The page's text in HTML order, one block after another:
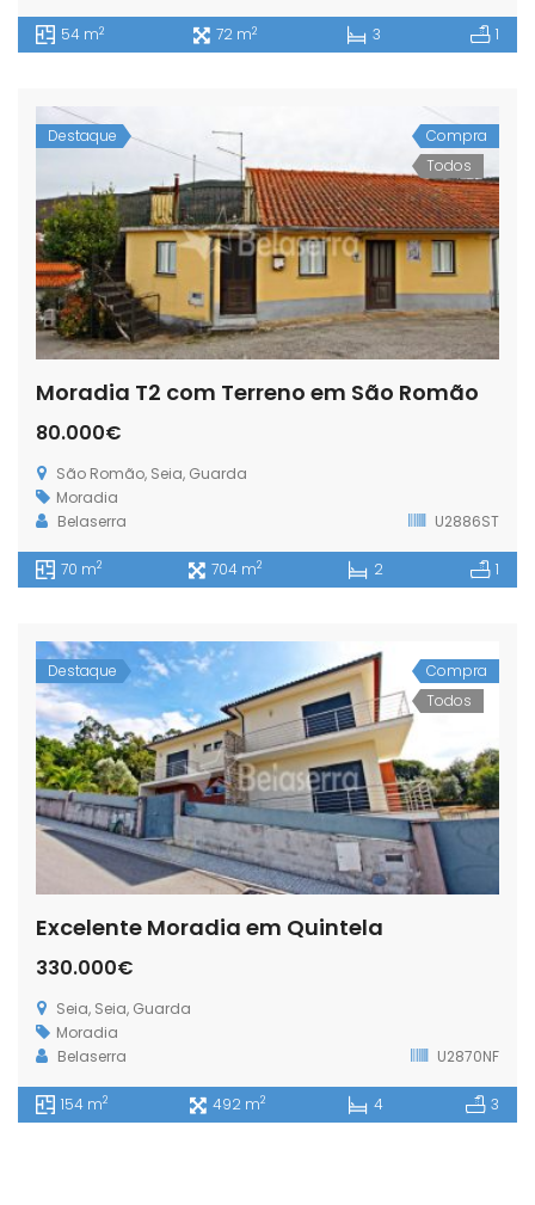
54 m2 72 m2 3 1
Destaque
Compra
Todos
Moradia T2 com Terreno em São Romão
80.000€
São Romão, Seia, Guarda
Moradia
Belaserra
U2886ST
70 m2 704 m2 2 1
Destaque
Compra
Todos
Excelente Moradia em Quintela
330.000€
Seia, Seia, Guarda
Moradia
Belaserra
U2870NF
154 m2 492 m2 4 3